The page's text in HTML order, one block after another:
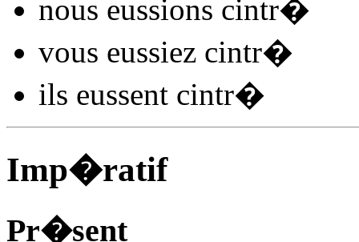
nous eussions cintr�
vous eussiez cintr�
ils eussent cintr�
Imp�ratif
Pr�sent